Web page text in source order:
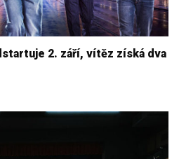
2. září, vítěz získá dva